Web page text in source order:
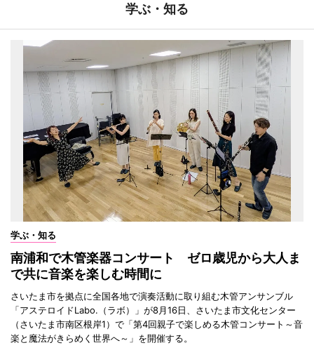
学ぶ・知る
学ぶ・知る
南浦和で木管楽器コンサート ゼロ歳児から大人ま
で共に音楽を楽しむ時間に
さいたま市を拠点に全国各地で演奏活動に取り組む木管アンサンブル
「アステロイドLabo.（ラボ）」が8月16日、さいたま市文化センター
（さいたま市南区根岸1）で「第4回親子で楽しめる木管コンサート～音
楽と魔法がきらめく世界へ～」を開催する。